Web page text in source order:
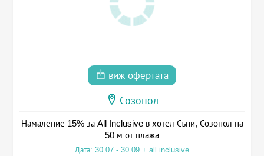
виж офертата
Созопол
Намаление 15% за All Inclusive в хотел Съни, Созопол на
50 м от плажа
Дата: 30.07 - 30.09 + all inclusive